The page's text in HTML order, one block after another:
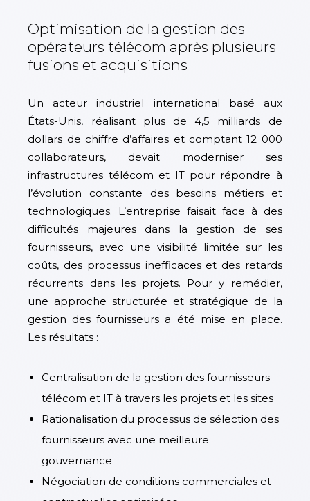
Optimisation de la gestion des
opérateurs télécom après plusieurs
fusions et acquisitions
Un acteur industriel international basé aux
États-Unis, réalisant plus de 4,5 milliards de
dollars de chiffre d’affaires et comptant 12 000
collaborateurs, devait moderniser ses
infrastructures télécom et IT pour répondre à
l’évolution constante des besoins métiers et
technologiques. L’entreprise faisait face à des
difficultés majeures dans la gestion de ses
fournisseurs, avec une visibilité limitée sur les
coûts, des processus inefficaces et des retards
récurrents dans les projets. Pour y remédier,
une approche structurée et stratégique de la
gestion des fournisseurs a été mise en place.
Les résultats :
Centralisation de la gestion des fournisseurs
télécom et IT à travers les projets et les sites
Rationalisation du processus de sélection des
fournisseurs avec une meilleure
gouvernance
Négociation de conditions commerciales et